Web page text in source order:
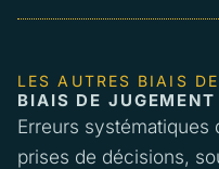
LES AUTRES BIAIS
BIAIS DE JUGEMENT
Erreurs systématiques
prises de décisions,